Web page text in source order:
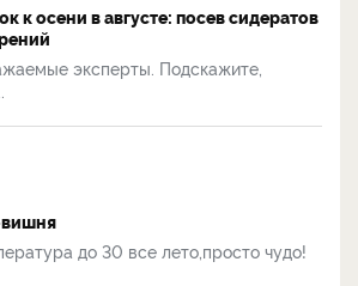
к осени в августе: посев сидератов
эксперты. Подскажите,
до 30 все лето,просто чудо!